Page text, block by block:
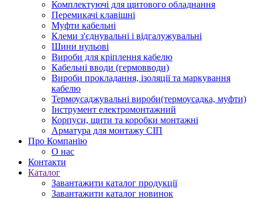
Комплектуючі для щитового обладнання
Перемикачі клавішні
Муфти кабельні
Клеми з'єднувальні і відгалужувальні
Шини нульові
Вироби для кріплення кабелю
Кабельні вводи (гермовводи)
Вироби прокладання, iзоляції та маркування
кабелю
Термоусаджувальні вироби(термоусадка, муфти)
Інструмент електромонтажний
Корпуси, щити та коробки монтажні
Арматура для монтажу СІП
Про Компанію
О нас
Контакти
Каталог
Завантажити каталог продукції
Завантажити каталог новинок